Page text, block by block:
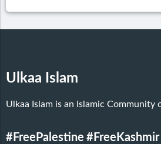
Ulkaa Islam
Ulkaa Islam is an Islamic Community
#FreePalestine #FreeKashmir